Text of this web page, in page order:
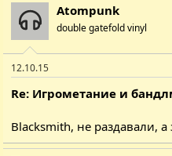
Atompunk
double gatefold vinyl
12.10.15
Re: Игрометание и
Blacksmith, не раздавали, а